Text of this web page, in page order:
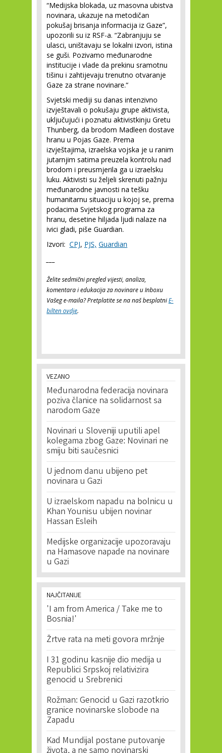
“Medijska blokada, uz masovna ubistva
novinara, ukazuje na metodičan
pokušaj brisanja informacija iz Gaze”,
upozorili su iz RSF-a. “Zabranjuju se
ulasci, uništavaju se lokalni izvori, istina
se guši. Pozivamo međunarodne
institucije i vlade da prekinu sramotnu
tišinu i zahtijevaju trenutno otvaranje
Gaze za strane novinare.“
Svjetski mediji su danas intenzivno
izvještavali o pokušaju grupe aktivista,
uključujući i poznatu aktivistkinju Gretu
Thunberg, da brodom Madleen dostave
hranu u Pojas Gaze. Prema
izvještajima, izraelska vojska je u ranim
jutarnjim satima preuzela kontrolu nad
brodom i preusmjerila ga u izraelsku
luku. Aktivisti su željeli skrenuti pažnju
međunarodne javnosti na tešku
humanitarnu situaciju u kojoj se, prema
podacima Svjetskog programa za
hranu, desetine hiljada ljudi nalaze na
ivici gladi, piše Guardian.
Izvori: CPJ, PJS, Guardian
Želite sedmični pregled vijesti, analiza,
komentara i edukacija za novinare u Inboxu
Vašeg e-maila? Pretplatite se na naš besplatniE-
bilten ovdje.
VEZANO
Međunarodna federacija novinara
poziva članice na solidarnost sa
narodom Gaze
Novinari u Sloveniji uputili apel
kolegama zbog Gaze: Novinari ne
smiju biti saučesnici
U jednom danu ubijeno pet
novinara u Gazi
U izraelskom napadu na bolnicu u
Khan Younisu ubijen novinar
Hassan Esleih
Medijske organizacije upozoravaju
na Hamasove napade na novinare
u Gazi
NAJČITANIJE
'I am from America / Take me to
Bosnia!'
Žrtve rata na meti govora mržnje
I 31 godinu kasnije dio medija u
Republici Srpskoj relativizira
genocid u Srebrenici
Rožman: Genocid u Gazi razotkrio
granice novinarske slobode na
Zapadu
Kad Mundijal postane putovanje